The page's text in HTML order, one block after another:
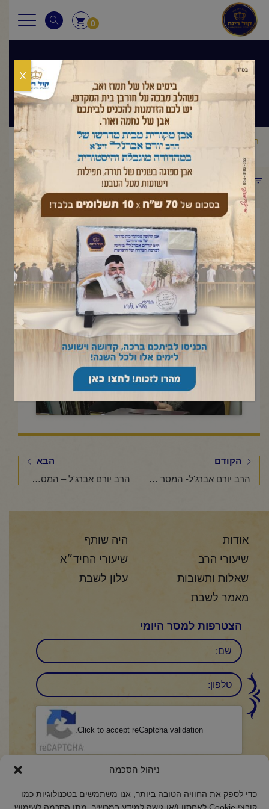
ניהול הסכמה
כדי לספק את החוויה הטובה ביותר, אנו משתמשים בטכנולוגיות כמו
0
שיעורי הרב
ראשי שיעורי הרב /מסר יומי/הרב יורם אברג'ל – המסר היומי –
הויטמין של החיים -א' אדר א' תשפ"ו
תפריט קטגוריות
הרב יורם אברג'ל – המסר היומי –
הויטמין של החיים -א' אדר א'
תשפ"ו
פברואר 18, 2026
Click to accept marketing cookies and
enable this content
הקודם
הרב יורם אברג'ל- המסר היומי- חודש של אהבה ושמחה – ל' שבט תשפ"ו
הבא
הרב יורם אברג'ל – המסר היומי – מעשה מבעל תפילה – ב' אדר תשפ"ו
אודות
היה שותף
שיעורי הרב
שיעורי החיד״א
שאלות ותשובות
עלון לשבת
מאמר לשבת
הצטרפות למסר היומי
שם
טלפון:
Click to accept reCaptcha validation.
X